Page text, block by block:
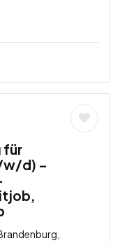
für
w/d) –